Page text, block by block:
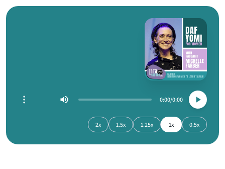
0:00
0:00
0.5x
1x
1.25x
1.5x
2x